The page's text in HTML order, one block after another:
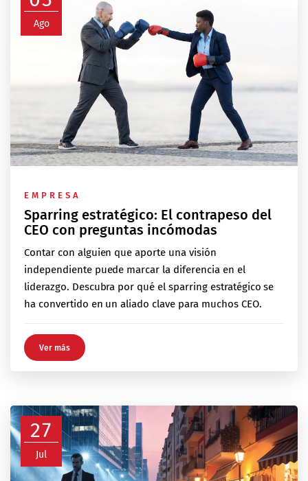
Ago
EMPRESA
Sparring estratégico: El contrapeso del
CEO con preguntas incómodas
Contar con alguien que aporte una visión
independiente puede marcar la diferencia en el
liderazgo. Descubra por qué el sparring estratégico se
ha convertido en un aliado clave para muchos CEO.
Ver más
27
Jul